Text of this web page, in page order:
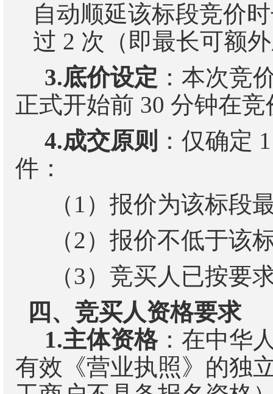
自动顺延该标段竞价
过 2 次（即最长可额
3.底价设定 ：本次竞
正式开始前 30 分钟在竞
4.成交原则 ：仅确定
件：
（ 1 ） 报价为该标段
（2） 报价不低于该
（3） 竞买人已按要
四、竞买人资格要求
1.主体资格：在中华
有效《营业执照》的独